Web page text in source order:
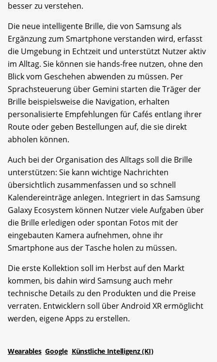
besser zu verstehen.
Die neue intelligente Brille, die von Samsung als
Ergänzung zum Smartphone verstanden wird, erfasst
die Umgebung in Echtzeit und unterstützt Nutzer aktiv
im Alltag. Sie können sie hands-free nutzen, ohne den
Blick vom Geschehen abwenden zu müssen. Per
Sprachsteuerung über Gemini starten die Träger der
Brille beispielsweise die Navigation, erhalten
personalisierte Empfehlungen für Cafés entlang ihrer
Route oder geben Bestellungen auf, die sie direkt
abholen können.
Auch bei der Organisation des Alltags soll die Brille
unterstützen: Sie kann wichtige Nachrichten
übersichtlich zusammenfassen und so schnell
Kalendereinträge anlegen. Integriert in das Samsung
Galaxy Ecosystem können Nutzer viele Aufgaben über
die Brille erledigen oder spontan Fotos mit der
eingebauten Kamera aufnehmen, ohne ihr
Smartphone aus der Tasche holen zu müssen.
Die erste Kollektion soll im Herbst auf den Markt
kommen, bis dahin wird Samsung auch mehr
technische Details zu den Produkten und die Preise
verraten. Entwicklern soll über Android XR ermöglicht
werden, eigene Apps zu erstellen.
Wearables Google Künstliche Intelligenz (KI)